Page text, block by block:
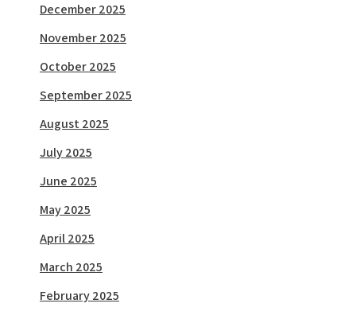
December 2025
November 2025
October 2025
September 2025
August 2025
July 2025
June 2025
May 2025
April 2025
March 2025
February 2025